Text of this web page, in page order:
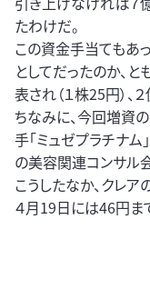
たわけだ。
この資金手当てもあ
としてだったのか、
表され（１株25円）、
ちなみに、今回増資
手「ミュゼプラチナム
の美容関連コンサル
こうしたなか、クレ
４月19日には46円ま